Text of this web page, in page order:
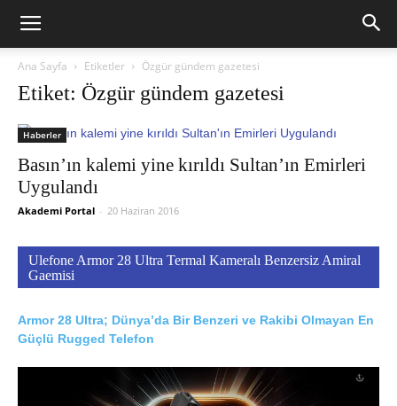
Ana Sayfa Etiketler Özgür gündem gazetesi
Etiket: Özgür gündem gazetesi
Haberler
Basın’ın kalemi yine kırıldı Sultan’ın Emirleri
Uygulandı
Akademi Portal - 20 Haziran 2016
Ulefone Armor 28 Ultra Termal Kameralı Benzersiz Amiral
Gaemisi
Armor 28 Ultra; Dünya’da Bir Benzeri ve Rakibi Olmayan En
Güçlü Rugged Telefon